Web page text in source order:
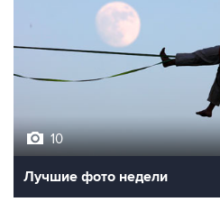
10
Лучшие фото недели